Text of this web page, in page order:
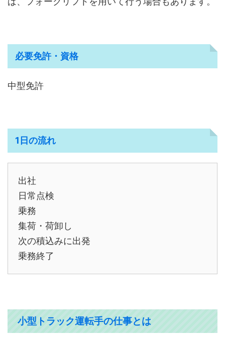
必要免許・資格
中型免許
1日の流れ
出社
日常点検
乗務
集荷・荷卸し
次の積込みに出発
乗務終了
小型トラック運転手の仕事とは